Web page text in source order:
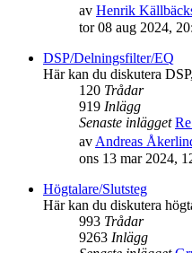
av Henrik
tor 08 aug 2024,
DSP/Delningsfilter/EQ
Här kan du diskutera
120 Trådar
919 Inlägg
Senaste inlägget
av Andreas
ons 13 mar 2024,
Högtalare/Slutsteg
Här kan du diskutera
993 Trådar
9263 Inlägg